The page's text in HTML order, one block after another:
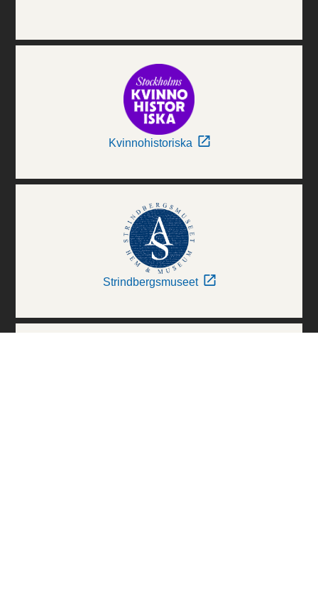
Kvinnohistoriska
Strindbergsmuseet